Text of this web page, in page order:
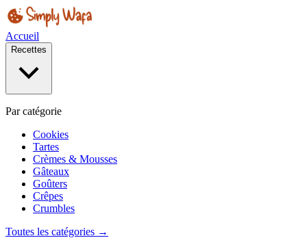
Accueil
Recettes
Par catégorie
Cookies
Tartes
Crèmes & Mousses
Gâteaux
Goûters
Crêpes
Crumbles
Toutes les catégories →